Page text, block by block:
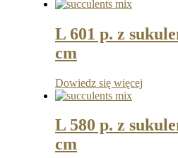
L 601 p. z
cm
Dowiedz się więcej
L 580 p. z
cm